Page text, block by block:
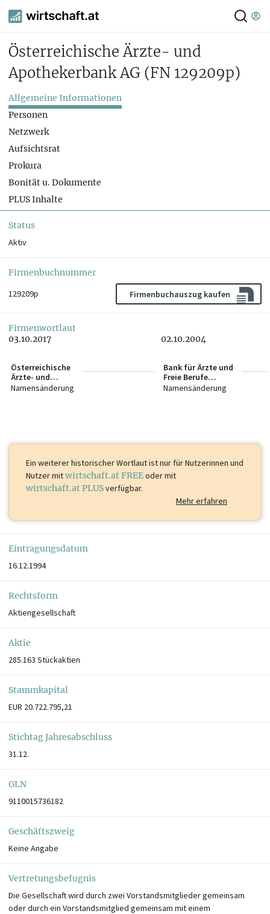
Österreichische Ärzte- und
Apothekerbank AG (FN 129209p)
Allgemeine Informationen
Personen
Netzwerk
Aufsichtsrat
Prokura
Bonität u. Dokumente
PLUS Inhalte
Status
Aktiv
Firmenbuchnummer
129209p
Firmenbuchauszug kaufen
Firmenwortlaut
03.10.2017
Österreichische
Ärzte- und
Apothekerbank
Namensänderung
02.10.2004
Bank für Ärzte und
Freie Berufe
Aktiengesellschaft
Namensänderung
Ein weiterer historischer Wortlaut istnur für Nutzerinnen und
Nutzer mitwirtschaft.at FREEoder mit
wirtschaft.at PLUSverfügbar.
Mehr erfahren
Eintragungsdatum
16.12.1994
Rechtsform
Aktiengesellschaft
Aktie
285.163 Stückaktien
Stammkapital
EUR 20.722.795,21
Stichtag Jahresabschluss
31.12.
GLN
9110015736182
Geschäftszweig
Keine Angabe
Vertretungsbefugnis
Die Gesellschaft wird durch zwei Vorstandsmitglieder gemeinsam
oder durch ein Vorstandsmitglied gemeinsam mit einem